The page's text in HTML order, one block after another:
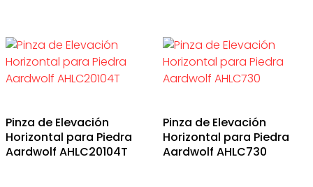
Pinza de Elevación
Horizontal para Piedra
Aardwolf AHLC20104T
Pinza de Elevación
Horizontal para Piedra
Aardwolf AHLC730